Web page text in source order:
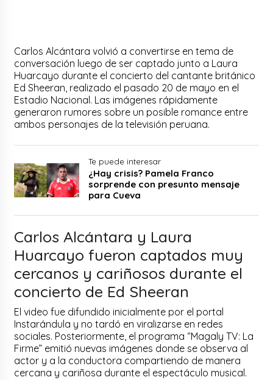
Carlos Alcántara volvió a convertirse en tema de
conversación luego de ser captado junto a Laura
Huarcayo durante el concierto del cantante británico
Ed Sheeran, realizado el pasado 20 de mayo en el
Estadio Nacional. Las imágenes rápidamente
generaron rumores sobre un posible romance entre
ambos personajes de la televisión peruana.
Te puede interesar
¿Hay crisis? Pamela Franco
sorprende con presunto mensaje
para Cueva
Carlos Alcántara y Laura
Huarcayo fueron captados muy
cercanos y cariñosos durante el
concierto de Ed Sheeran
El video fue difundido inicialmente por el portal
Instarándula y no tardó en viralizarse en redes
sociales. Posteriormente, el programa “Magaly TV: La
Firme” emitió nuevas imágenes donde se observa al
actor y a la conductora compartiendo de manera
cercana y cariñosa durante el espectáculo musical.